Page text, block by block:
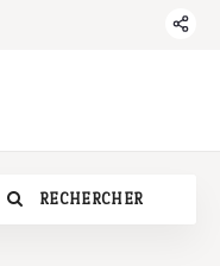
RECHERCHER